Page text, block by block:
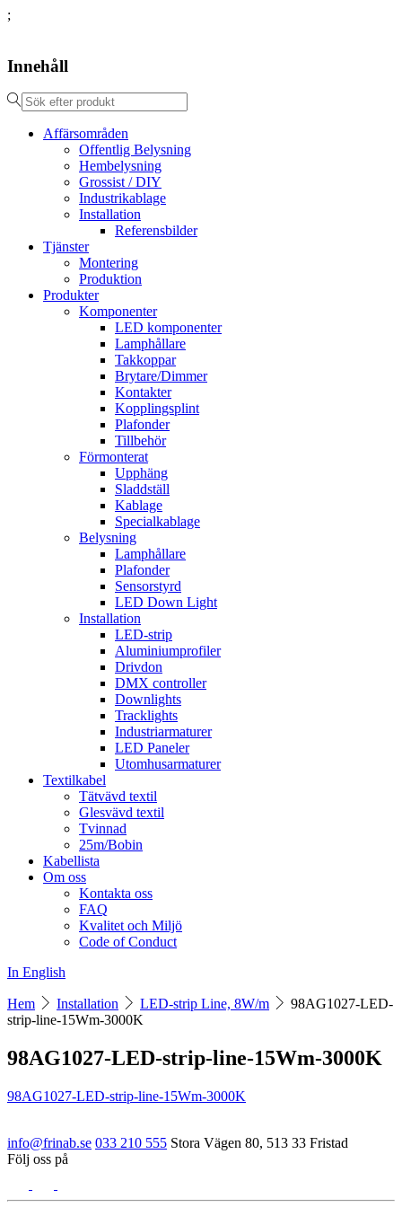
;
Innehåll
Affärsområden
Offentlig Belysning
Hembelysning
Grossist / DIY
Industrikablage
Installation
Referensbilder
Tjänster
Montering
Produktion
Produkter
Komponenter
LED komponenter
Lamphållare
Takkoppar
Brytare/Dimmer
Kontakter
Kopplingsplint
Plafonder
Tillbehör
Förmonterat
Upphäng
Sladdställ
Kablage
Specialkablage
Belysning
Lamphållare
Plafonder
Sensorstyrd
LED Down Light
Installation
LED-strip
Aluminiumprofiler
Drivdon
DMX controller
Downlights
Tracklights
Industriarmaturer
LED Paneler
Utomhusarmaturer
Textilkabel
Tätvävd textil
Glesvävd textil
Tvinnad
25m/Bobin
Kabellista
Om oss
Kontakta oss
FAQ
Kvalitet och Miljö
Code of Conduct
In English
Hem Installation LED-strip Line, 8W/m
98AG1027-LED-
strip-line-15Wm-3000K
98AG1027-LED-strip-line-15Wm-3000K
98AG1027-LED-strip-line-15Wm-3000K
info@frinab.se 033 210 555 Stora Vägen 80, 513 33 Fristad
Följ oss på